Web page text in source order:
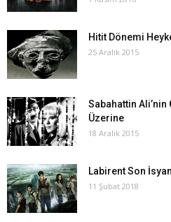
Hitit Dönemi
25 Aralık 2015
Sabahattin Ali’nin
Üzerine
18 Aralık 2015
Labirent Son İsyan
11 Şubat 2018